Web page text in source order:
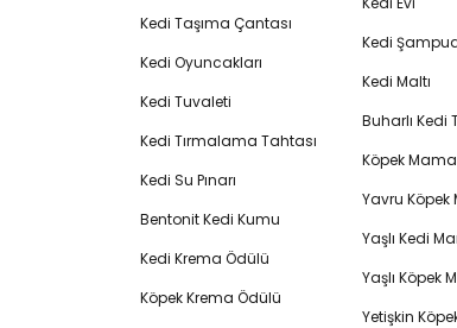
Kedi Taşıma Çantası
Kedi Oyuncakları
Kedi Tuvaleti
Kedi Tırmalama Tahtası
Kedi Su Pınarı
Bentonit Kedi Kumu
Kedi Krema Ödülü
Köpek Krema Ödülü
Kedi
Kedi Maltı
Buharlı Kedi
Köpek
Yavru Köpek
Yaşlı Kedi
Yaşlı Köpek
Yetişkin